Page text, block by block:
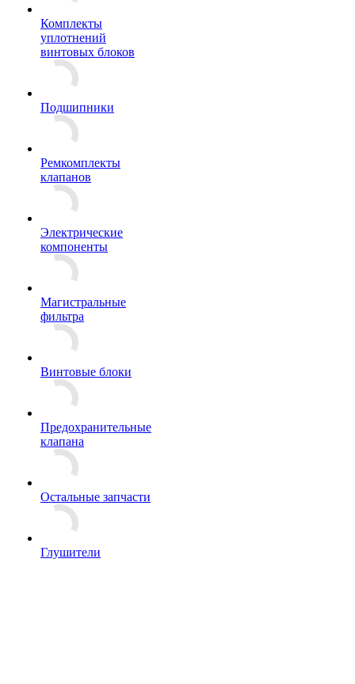
Комплекты
уплотнений
винтовых блоков
Подшипники
Ремкомплекты
клапанов
Электрические
компоненты
Магистральные
фильтра
Винтовые блоки
Предохранительные
клапана
Остальные запчасти
Глушители